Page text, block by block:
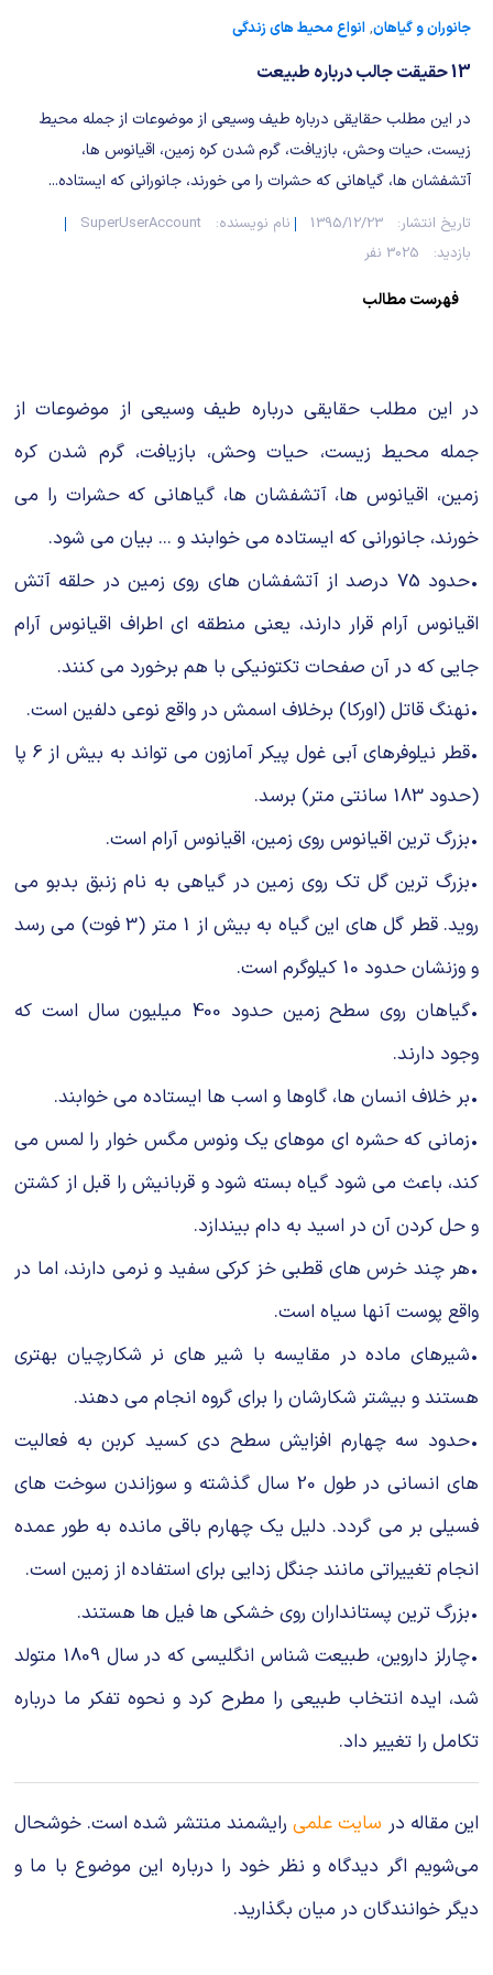
جانوران و گیاهان,انواع محیط های زندگی
13 حقیقت جالب درباره طبیعت
در این مطلب حقایقی درباره طیف وسیعی از موضوعات از جمله محیط
زیست، حیات وحش، بازیافت، گرم شدن کره زمین، اقیانوس ها،
آتشفشان ها، گیاهانی که حشرات را می خورند، جانورانی که ایستاده...
تاریخ انتشار: 1395/12/23 نام نویسنده:
SuperUserAccount
بازدید:
3025 نفر
فهرست مطالب
در این مطلب حقایقی درباره طیف وسیعی از موضوعات از
جمله محیط زیست، حیات وحش، بازیافت، گرم شدن کره
زمین، اقیانوس ها، آتشفشان ها، گیاهانی که حشرات را می
خورند، جانورانی که ایستاده می خوابند و ... بیان می شود.
•حدود 75 درصد از آتشفشان های روی زمین در حلقه آتش
اقیانوس آرام قرار دارند، یعنی منطقه ای اطراف اقیانوس آرام
جایی که در آن صفحات تکتونیکی با هم برخورد می کنند.
•نهنگ قاتل (اورکا) برخلاف اسمش در واقع نوعی دلفین است.
•قطر نیلوفرهای آبی غول پیکر آمازون می تواند به بیش از 6 پا
(حدود 183 سانتی متر) برسد.
•بزرگ ترین اقیانوس روی زمین، اقیانوس آرام است.
•بزرگ ترین گل تک روی زمین در گیاهی به نام زنبق بدبو می
روید. قطر گل های این گیاه به بیش از 1 متر (3 فوت) می رسد
و وزنشان حدود 10 کیلوگرم است.
•گیاهان روی سطح زمین حدود 400 میلیون سال است که
وجود دارند.
•بر خلاف انسان ها، گاوها و اسب ها ایستاده می خوابند.
•زمانی که حشره ای موهای یک ونوس مگس خوار را لمس می
کند، باعث می شود گیاه بسته شود و قربانیش را قبل از کشتن
و حل کردن آن در اسید به دام بیندازد.
•هر چند خرس های قطبی خز کرکی سفید و نرمی دارند، اما در
واقع پوست آنها سیاه است.
•شیرهای ماده در مقایسه با شیر های نر شکارچیان بهتری
هستند و بیشتر شکارشان را برای گروه انجام می دهند.
•حدود سه چهارم افزایش سطح دی کسید کربن به فعالیت
های انسانی در طول 20 سال گذشته و سوزاندن سوخت های
فسیلی بر می گردد. دلیل یک چهارم باقی مانده به طور عمده
انجام تغییراتی مانند جنگل زدایی برای استفاده از زمین است.
•بزرگ ترین پستانداران روی خشکی ها فیل ها هستند.
•چارلز داروین، طبیعت شناس انگلیسی که در سال 1809 متولد
شد، ایده انتخاب طبیعی را مطرح کرد و نحوه تفکر ما درباره
تکامل را تغییر داد.
این مقاله در سایت علمیرایشمند منتشر شده است. خوشحال
می‌شویم اگر دیدگاه و نظر خود را درباره این موضوع با ما و
دیگر خوانندگان در میان بگذارید.
صلاح های شیمیایی
مطالب جالب شیمی
بمب های شیمیایی
شیمی عمومی
شیمی سبز
روانپزشکی
طب سنتی
گیاهان دارویی